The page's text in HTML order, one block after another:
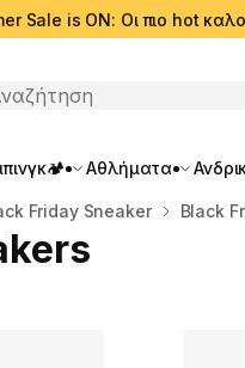
Sale is ON: Οι πιο hot
Αθλήματα
Friday Sneaker Black